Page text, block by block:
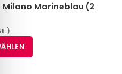
Marineblau (2